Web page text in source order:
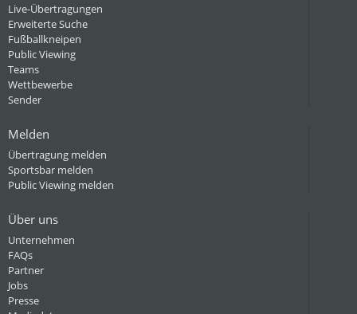
Live-Übertragungen
Erweiterte Suche
Fußballkneipen
Public Viewing
Teams
Wettbewerbe
Sender
Melden
Übertragung melden
Sportsbar melden
Public Viewing melden
Über uns
Unternehmen
FAQs
Partner
Jobs
Presse